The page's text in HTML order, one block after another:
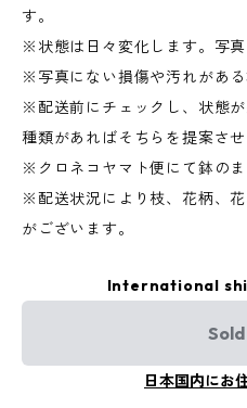
す。
※状態は日々変化します。写真
※写真にない損傷や汚れがある
※配送前にチェックし、状態
種類があればそちらを提案させ
※クロネコヤマト便にて鉢のま
※配送状況により枝、花柄、
がございます。
International
日本国内にお